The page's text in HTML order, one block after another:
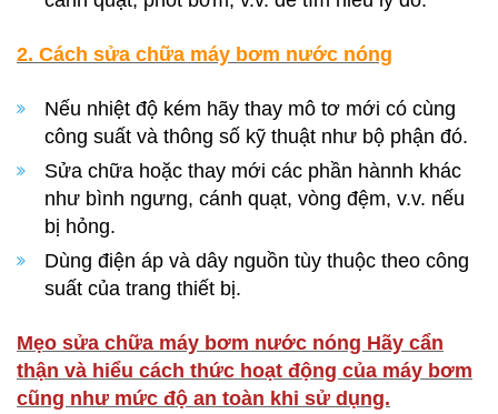
2. Cách sửa chữa máy bơm nước nóng
Nếu nhiệt độ kém hãy thay mô tơ mới có cùng
công suất và thông số kỹ thuật như bộ phận đó.
Sửa chữa hoặc thay mới các phần hànnh khác
như bình ngưng, cánh quạt, vòng đệm, v.v. nếu
bị hỏng.
Dùng điện áp và dây nguồn tùy thuộc theo công
suất của trang thiết bị.
Mẹo sửa chữa máy bơm nước nóng Hãy cẩn
thận và hiểu cách thức hoạt động của máy bơm
cũng như mức độ an toàn khi sử dụng.